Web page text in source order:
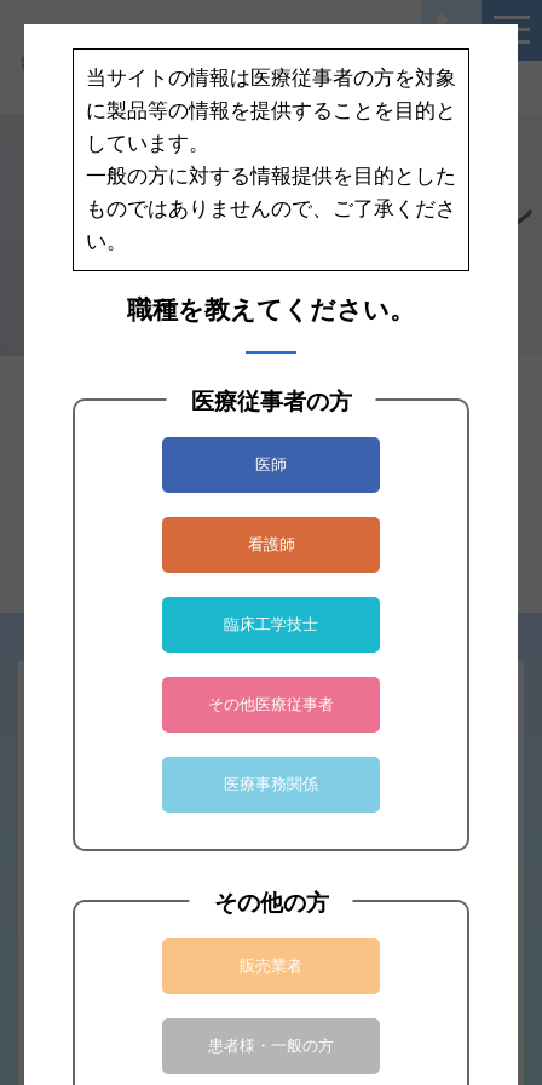
当サイトの情報は医療従事者の方を対象
に製品等の情報を提供することを目的と
しています。
一般の方に対する情報提供を目的とした
ものではありませんので、ご了承くださ
い。
職種を教えてください。
医療従事者の方
医師
看護師
臨床工学技士
その他医療従事者
医療事務関係
その他の方
販売業者
患者様・一般の方
Aquaprimeネブライザシ
ステム
インターメドジャパン
デモ・サンプルのご依頼はこちら
デモ・サンプル依頼へ
お見積りのご依頼はこちら
見積依頼へ